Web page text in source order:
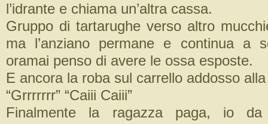
l’idrante e chiama un’altra cassa.
Gruppo di tartarughe verso altro
ma l’anziano permane e continua a
oramai penso di avere le ossa esposte.
E ancora la roba sul carrello addosso
“Grrrrrrr” “Caiii Caiii”
Finalmente la ragazza paga, io